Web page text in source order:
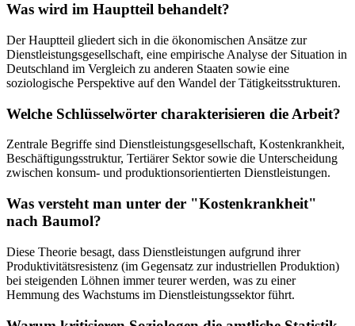
Was wird im Hauptteil behandelt?
Der Hauptteil gliedert sich in die ökonomischen Ansätze zur
Dienstleistungsgesellschaft, eine empirische Analyse der Situation in
Deutschland im Vergleich zu anderen Staaten sowie eine
soziologische Perspektive auf den Wandel der Tätigkeitsstrukturen.
Welche Schlüsselwörter charakterisieren die Arbeit?
Zentrale Begriffe sind Dienstleistungsgesellschaft, Kostenkrankheit,
Beschäftigungsstruktur, Tertiärer Sektor sowie die Unterscheidung
zwischen konsum- und produktionsorientierten Dienstleistungen.
Was versteht man unter der "Kostenkrankheit"
nach Baumol?
Diese Theorie besagt, dass Dienstleistungen aufgrund ihrer
Produktivitätsresistenz (im Gegensatz zur industriellen Produktion)
bei steigenden Löhnen immer teurer werden, was zu einer
Hemmung des Wachstums im Dienstleistungssektor führt.